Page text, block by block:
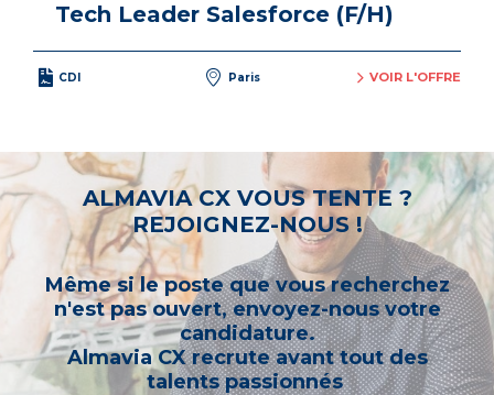
Tech Leader Salesforce (F/H)
CDI Paris VOIR L'OFFRE
ALMAVIA CX VOUS TENTE ?
REJOIGNEZ-NOUS !
Même si le poste que vous recherchez
n'est pas ouvert, envoyez-nous votre
candidature.
Almavia CX recrute avant tout des
talents passionnés